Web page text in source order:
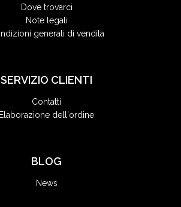
Dove trovarci
Note legali
generali di vendita
SERVIZIO CLIENTI
Contatti
Elaborazione dell'ordine
BLOG
News